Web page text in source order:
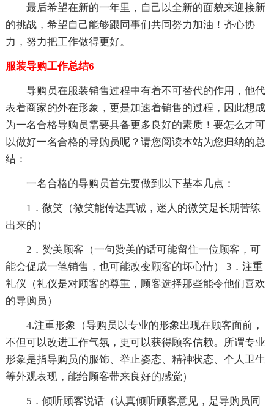
最后希望在新的一年里，自己以全新的面貌来迎接新
的挑战，希望自己能够跟同事们共同努力加油！齐心协
力，努力把工作做得更好。
服装导购工作总结6
导购员在服装销售过程中有着不可替代的作用，他代
表着商家的外在形象，更是加速着销售的过程，因此想成
为一名合格导购员需要具备更多良好的素质！要怎么才可
以做好一名合格的导购员呢？请您阅读本站为您归纳的总
结：
一名合格的导购员首先要做到以下基本几点：
1．微笑（微笑能传达真诚，迷人的微笑是长期苦练
出来的）
2．赞美顾客（一句赞美的话可能留住一位顾客，可
能会促成一笔销售，也可能改变顾客的坏心情） 3．注重
礼仪（礼仪是对顾客的尊重，顾客选择那些能令他们喜欢
的导购员）
4.注重形象（导购员以专业的形象出现在顾客面前，
不但可以改进工作气氛，更可以获得顾客信赖。所谓专业
形象是指导购员的服饰、举止姿态、精神状态、个人卫生
等外观表现，能给顾客带来良好的感觉）
5．倾听顾客说话（认真倾听顾客意见，是导购员同